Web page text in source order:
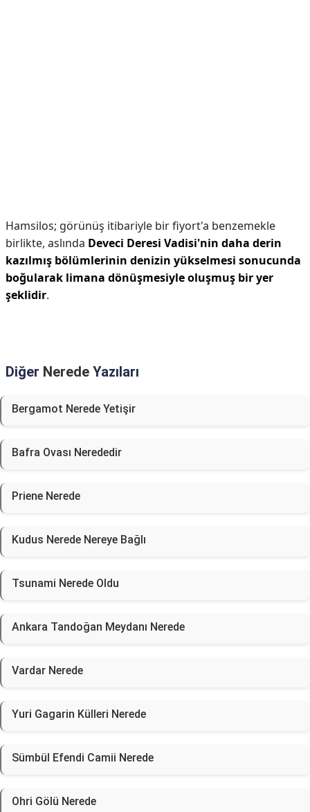
Hamsilos; görünüş itibariyle bir fiyort'a benzemekle
birlikte, aslında Deveci Deresi Vadisi'nin daha derin
kazılmış bölümlerinin denizin yükselmesi sonucunda
boğularak limana dönüşmesiyle oluşmuş bir yer
şeklidir.
Diğer Nerede Yazıları
Bergamot Nerede Yetişir
Bafra Ovası Nerededir
Priene Nerede
Kudus Nerede Nereye Bağlı
Tsunami Nerede Oldu
Ankara Tandoğan Meydanı Nerede
Vardar Nerede
Yuri Gagarin Külleri Nerede
Sümbül Efendi Camii Nerede
Ohri Gölü Nerede